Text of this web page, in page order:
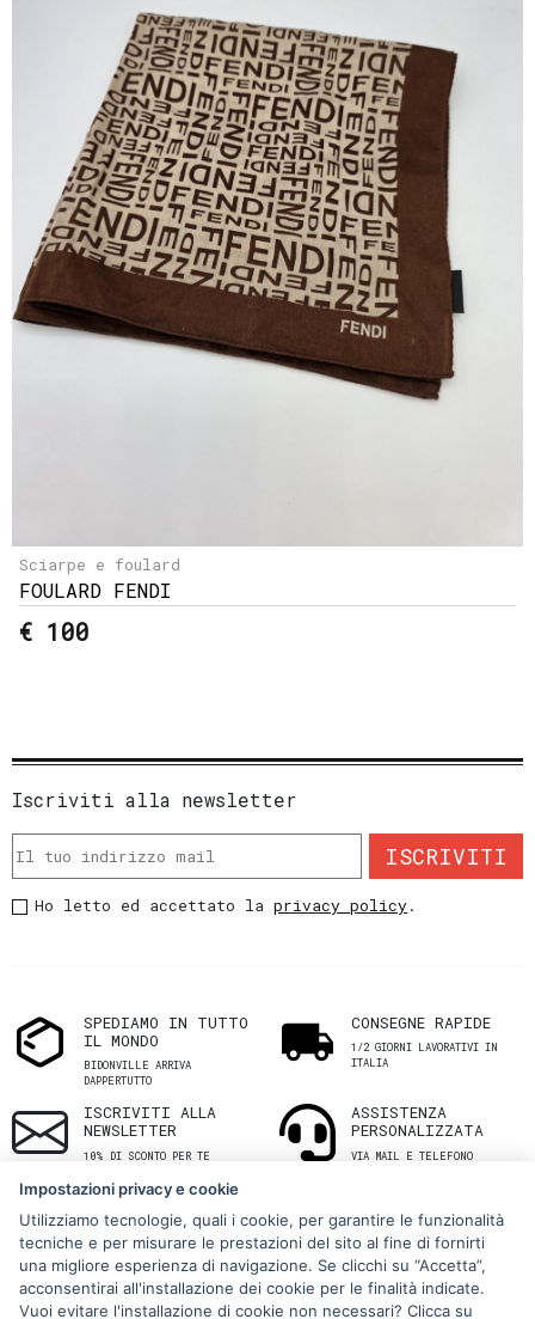
Sciarpe e foulard
FOULARD FENDI
€ 100
Iscriviti alla newsletter
ISCRIVITI
Ho letto ed accettato laprivacy policy.
SPEDIAMO IN TUTTO
IL MONDO
BIDONVILLE ARRIVA
DAPPERTUTTO
CONSEGNE RAPIDE
1/2 GIORNI LAVORATIVI IN
ITALIA
ISCRIVITI ALLA
NEWSLETTER
10% DI SCONTO PER TE
ASSISTENZA
PERSONALIZZATA
VIA MAIL E TELEFONO
Impostazioni privacy e cookie
Utilizziamo tecnologie, quali i cookie, per garantire le funzionalità
tecniche e per misurare le prestazioni del sito al fine di fornirti
una migliore esperienza di navigazione. Se clicchi su “Accetta”,
acconsentirai all'installazione dei cookie per le finalità indicate.
Vuoi evitare l'installazione di cookie non necessari? Clicca su